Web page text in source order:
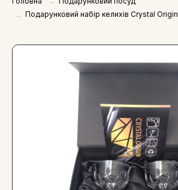
Подарунковий набір келихів Crystal Origin